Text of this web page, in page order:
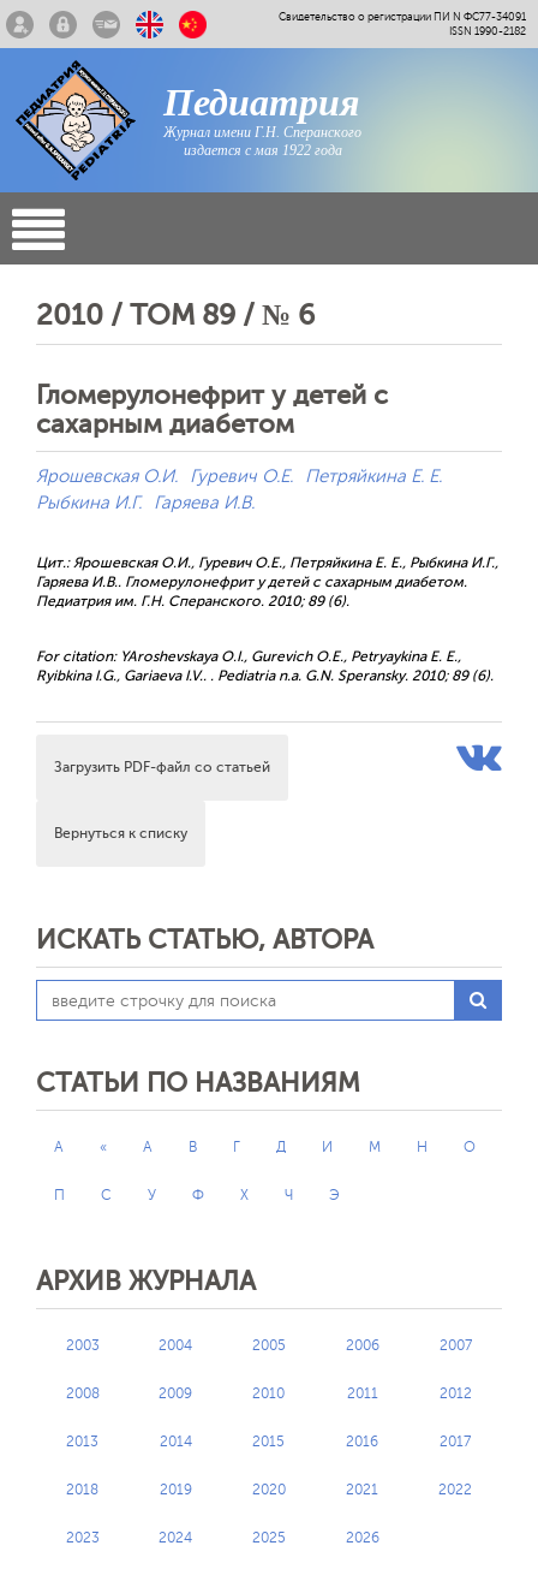
Свидетельство о регистрации ПИ N ФС77-34091
ISSN 1990-2182
Педиатрия
Журнал имени Г.Н. Сперанского
издается с мая 1922 года
2010 / ТОМ 89 / № 6
Гломерулонефрит у детей с
сахарным диабетом
Ярошевская О.И. Гуревич О.Е.
Петряйкина Е. Е.
Рыбкина И.Г.
Гаряева И.В.
Цит.: Ярошевская О.И., Гуревич О.Е., Петряйкина Е. Е., Рыбкина И.Г.,
Гаряева И.В.. Гломерулонефрит у детей с сахарным диабетом.
Педиатрия им. Г.Н. Сперанского. 2010; 89 (6).
For citation: YAroshevskaya O.I., Gurevich O.E., Petryaykina E. E.,
Ryibkina I.G., Gariaeva I.V.. . Pediatria n.a. G.N. Speransky. 2010; 89 (6).
Загрузить PDF-файл со статьей
Вернуться к списку
ИСКАТЬ СТАТЬЮ, АВТОРА
СТАТЬИ ПО НАЗВАНИЯМ
A « А В Г Д И М Н О
П С У Ф Х Ч Э
АРХИВ ЖУРНАЛА
2003 2004 2005 2006 2007
2008 2009 2010 2011 2012
2013 2014 2015 2016 2017
2018 2019 2020 2021 2022
2023 2024 2025 2026